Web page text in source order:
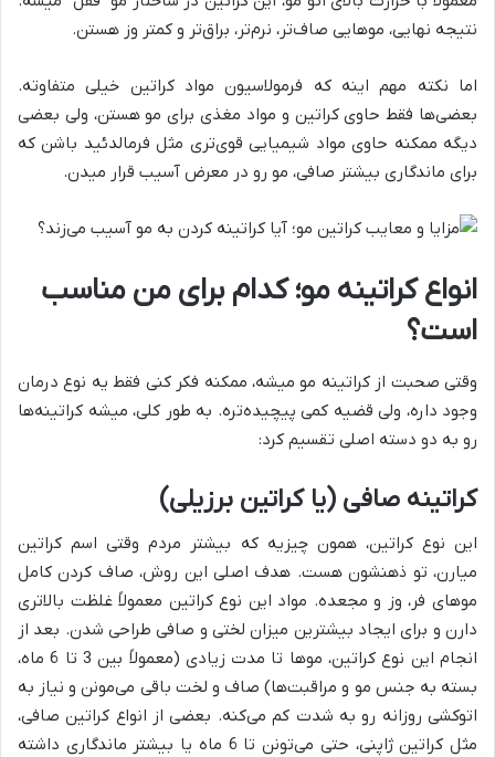
نتیجه نهایی، موهایی صاف‌تر، نرم‌تر، براق‌تر و کمتر وز هستن.
اما نکته مهم اینه که فرمولاسیون مواد کراتین خیلی متفاوته.
بعضی‌ها فقط حاوی کراتین و مواد مغذی برای مو هستن، ولی بعضی
دیگه ممکنه حاوی مواد شیمیایی قوی‌تری مثل فرمالدئید باشن که
برای ماندگاری بیشتر صافی، مو رو در معرض آسیب قرار میدن.
انواع کراتینه مو؛ کدام برای من مناسب
است؟
وقتی صحبت از کراتینه مو میشه، ممکنه فکر کنی فقط یه نوع درمان
وجود داره، ولی قضیه کمی پیچیده‌تره. به طور کلی، میشه کراتینه‌ها
رو به دو دسته اصلی تقسیم کرد:
کراتینه صافی (یا کراتین برزیلی)
این نوع کراتین، همون چیزیه که بیشتر مردم وقتی اسم کراتین
میارن، تو ذهنشون هست. هدف اصلی این روش، صاف کردن کامل
موهای فر، وز و مجعده. مواد این نوع کراتین معمولاً غلظت بالاتری
دارن و برای ایجاد بیشترین میزان لختی و صافی طراحی شدن. بعد از
انجام این نوع کراتین، موها تا مدت زیادی (معمولاً بین 3 تا 6 ماه،
بسته به جنس مو و مراقبت‌ها) صاف و لخت باقی می‌مونن و نیاز به
اتوکشی روزانه رو به شدت کم می‌کنه. بعضی از انواع کراتین صافی،
مثل کراتین ژاپنی، حتی می‌تونن تا 6 ماه یا بیشتر ماندگاری داشته